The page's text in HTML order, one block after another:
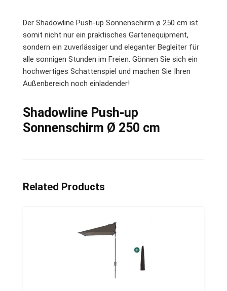
Der Shadowline Push-up Sonnenschirm ø 250 cm ist
somit nicht nur ein praktisches Gartenequipment,
sondern ein zuverlässiger und eleganter Begleiter für
alle sonnigen Stunden im Freien. Gönnen Sie sich ein
hochwertiges Schattenspiel und machen Sie Ihren
Außenbereich noch einladender!
Shadowline Push-up
Sonnenschirm Ø 250 cm
Related Products